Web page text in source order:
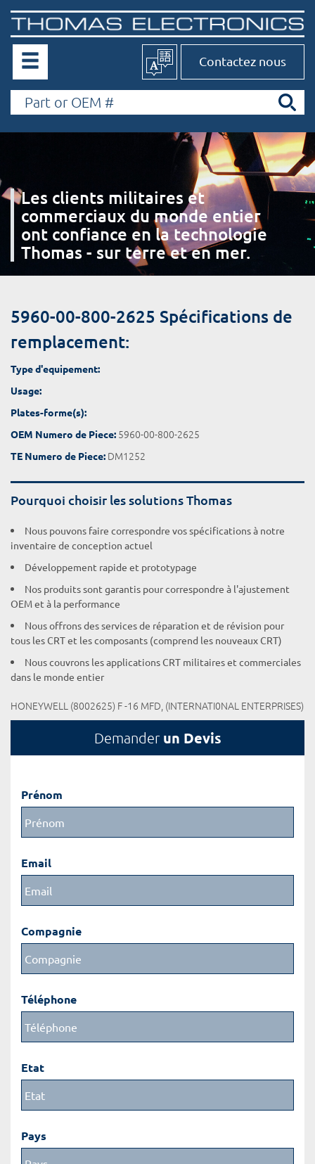
Contactez nous
Les clients militaires et
commerciaux du monde entier
ont confiance en la technologie
Thomas - sur terre et en mer.
5960-00-800-2625 Spécifications de
remplacement:
Type d'equipement:
Usage:
Plates-forme(s):
OEM Numero de Piece: 5960-00-800-2625
TE Numero de Piece: DM1252
Pourquoi choisir les solutions Thomas
Nous pouvons faire correspondre vos spécifications à notre
inventaire de conception actuel
Développement rapide et prototypage
Nos produits sont garantis pour correspondre à l'ajustement
OEM et à la performance
Nous offrons des services de réparation et de révision pour
tous les CRT et les composants (comprend les nouveaux CRT)
Nous couvrons les applications CRT militaires et commerciales
dans le monde entier
HONEYWELL (8002625) F -16 MFD, (INTERNATI0NAL ENTERPRISES)
Demander un Devis
Prénom
Email
Compagnie
Téléphone
Etat
Pays